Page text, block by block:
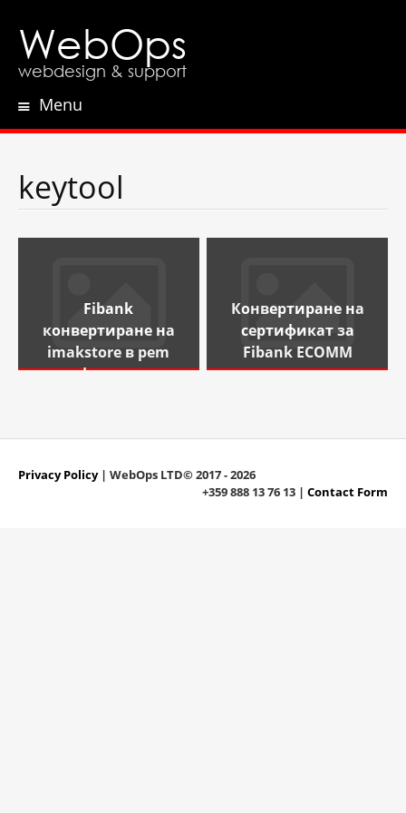
WebOps
webdesign & support
Menu
keytool
Fibank
конвертиране на
imakstore в pem
формат
Конвертиране на
сертификат за
Fibank ECOMM
Privacy Policy| WebOps LTD© 2017 - 2026
+359 888 13 76 13 | Contact Form